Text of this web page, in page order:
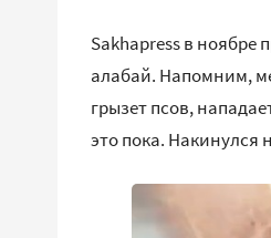
Sakhapress в ноябре
алабай. Напомним,
грызет псов,
это пока. Накинулся